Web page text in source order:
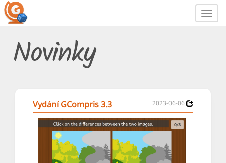
Novinky
Vydání GCompris 3.3 2023-06-06